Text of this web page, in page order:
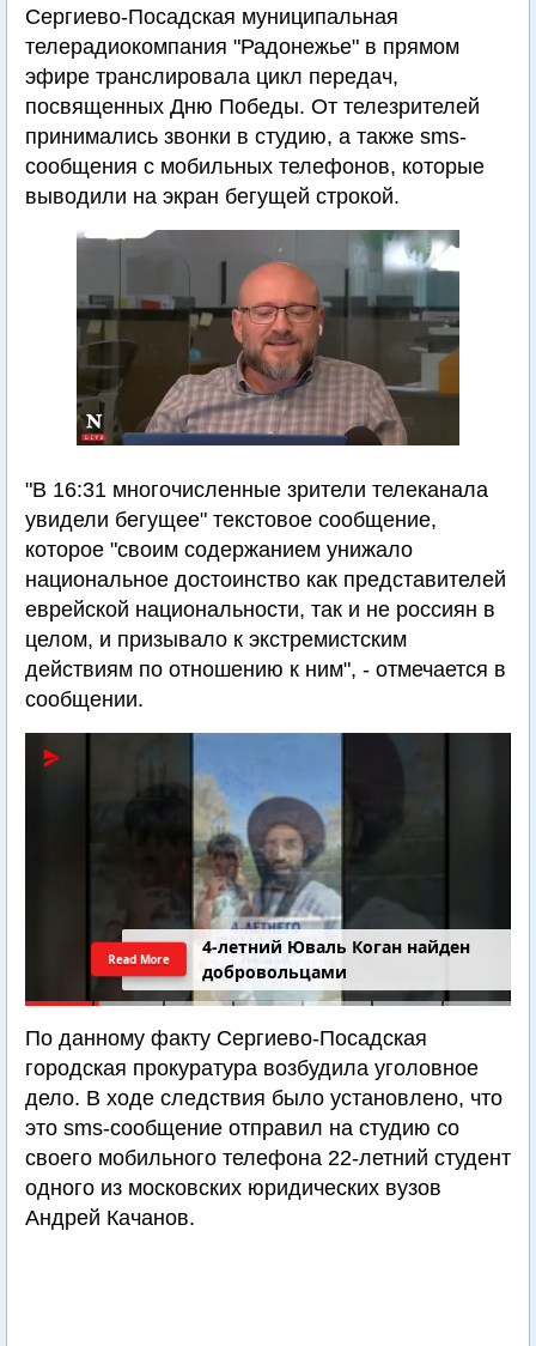
Сергиево-Посадская муниципальная
телерадиокомпания "Радонежье" в прямом
эфире транслировала цикл передач,
посвященных Дню Победы. От телезрителей
принимались звонки в студию, а также sms-
сообщения с мобильных телефонов, которые
выводили на экран бегущей строкой.
"В 16:31 многочисленные зрители телеканала
увидели бегущее" текстовое сообщение,
которое "своим содержанием унижало
национальное достоинство как представителей
еврейской национальности, так и не россиян в
целом, и призывало к экстремистским
действиям по отношению к ним", - отмечается в
сообщении.
4-летний Юваль Коган найден
добровольцами
Read More
По данному факту Сергиево-Посадская
городская прокуратура возбудила уголовное
дело. В ходе следствия было установлено, что
это sms-сообщение отправил на студию со
своего мобильного телефона 22-летний студент
одного из московских юридических вузов
Андрей Качанов.